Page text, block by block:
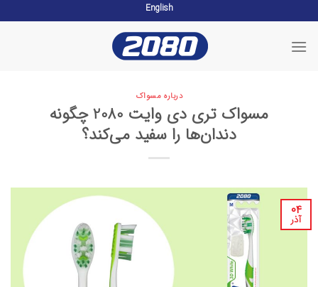
content
English
درباره مسواک
مسواک تری دی وایت 2080 چگونه
دندان‌ها را سفید می‌کند؟
۰۴
آذر